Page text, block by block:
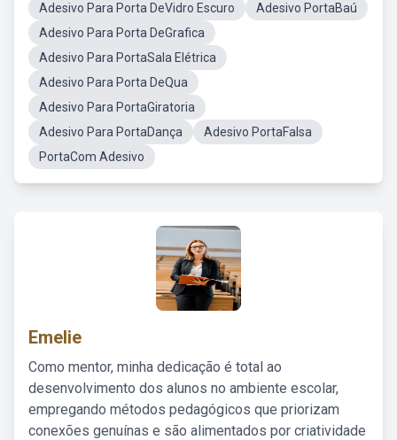
Adesivo Para Porta DeVidro Escuro
Adesivo PortaBaú
Adesivo Para Porta DeGrafica
Adesivo Para PortaSala Elétrica
Adesivo Para Porta DeQua
Adesivo Para PortaGiratoria
Adesivo Para PortaDança
Adesivo PortaFalsa
PortaCom Adesivo
Emelie
Como mentor, minha dedicação é total ao
desenvolvimento dos alunos no ambiente escolar,
empregando métodos pedagógicos que priorizam
conexões genuínas e são alimentados por criatividade